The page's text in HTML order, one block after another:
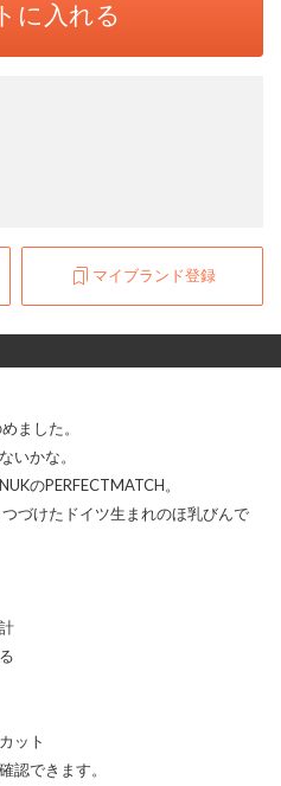
に入れる
マイブランド登録
ました。
いかな。
のPERFECTMATCH。
づけたドイツ生まれのほ乳びんで
ット
認できます。